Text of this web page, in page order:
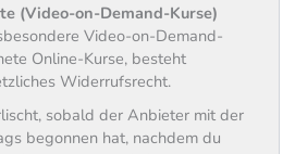
(Video-on-Demand-Kurse)
Video-on-Demand-
Online-Kurse, besteht
Widerrufsrecht.
sobald der Anbieter mit der
begonnen hat, nachdem du